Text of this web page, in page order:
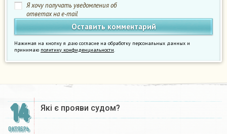
Я хочу получать уведомления об
ответах на e-mail
Нажимая на кнопку я даю согласие на обработку персональных данных и
принимаю политику конфиденциальности.
14
ОКТЯБРЬ
Які є прояви судом?​